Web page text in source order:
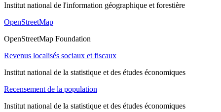
Institut national de l'information géographique et forestière
OpenStreetMap
OpenStreetMap Foundation
Revenus localisés sociaux et fiscaux
Institut national de la statistique et des études économiques
Recensement de la population
Institut national de la statistique et des études économiques